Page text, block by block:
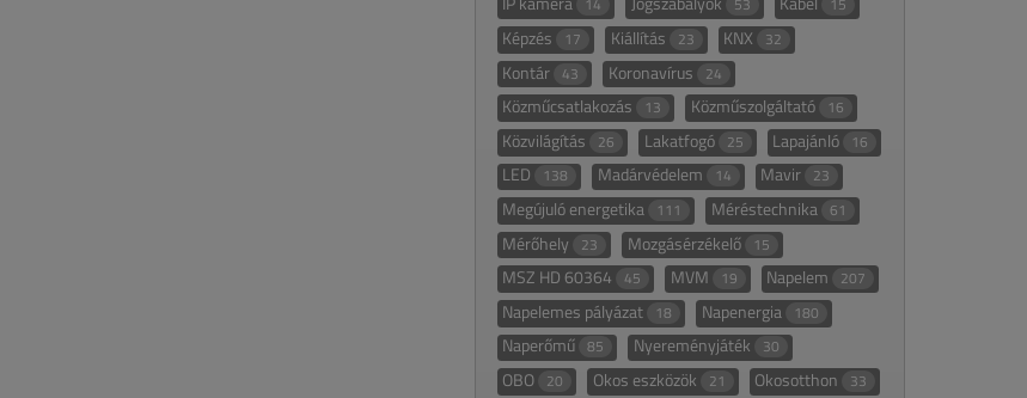
14 53 15
Képzés 17 Kiállítás 23 KNX 32
Kontár 43 Koronavírus 24
Közműcsatlakozás 13 Közműszolgáltató 16
Közvilágítás 26 Lakatfogó 25 Lapajánló 16
LED 138 Madárvédelem 14 Mavir 23
Megújuló energetika 111 Méréstechnika 61
Mérőhely 23 Mozgásérzékelő 15
MSZ HD 60364 45 MVM 19 Napelem 207
Napelemes pályázat 18 Napenergia 180
Naperőmű 85 Nyereményjáték 30
OBO 20 Okos eszközök 21 Okosotthon 33